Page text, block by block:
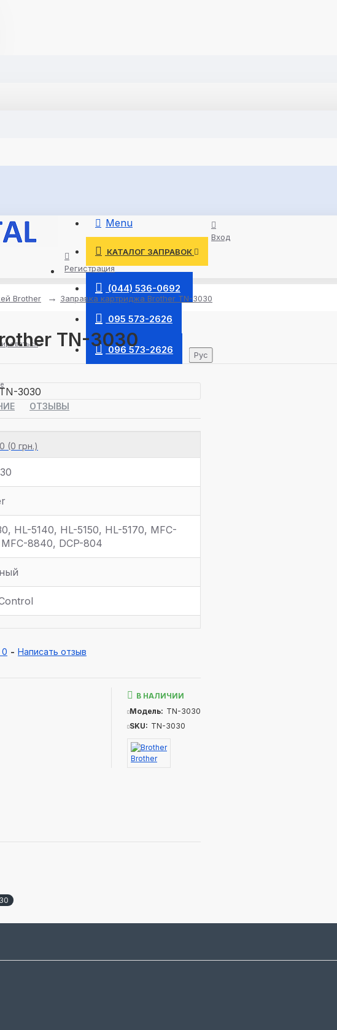
Рус
(0 грн.)
Menu
КАТАЛОГ ЗАПРАВОК
(044) 536-0692
095 573-2626
096 573-2626
Вход
Регистрация
Brother Заправка картриджа Brother TN-3030
TN-3030
ОТЗЫВЫ
HL-5140, HL-5150, HL-5170, MFC-
8840, DCP-804
0 - Написать отзыв
В НАЛИЧИИ
Модель: TN-3030
SKU: TN-3030
Brother